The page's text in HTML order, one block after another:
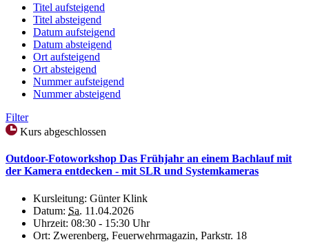
Titel aufsteigend
Titel absteigend
Datum aufsteigend
Datum absteigend
Ort aufsteigend
Ort absteigend
Nummer aufsteigend
Nummer absteigend
Filter
Kurs abgeschlossen
Outdoor-Fotoworkshop Das Frühjahr an einem Bachlauf mit
der Kamera entdecken - mit SLR und Systemkameras
Kursleitung: Günter Klink
Datum: Sa. 11.04.2026
Uhrzeit: 08:30 - 15:30 Uhr
Ort: Zwerenberg, Feuerwehrmagazin, Parkstr. 18